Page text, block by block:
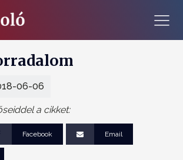
06-06
a cikket:
Facebook Email